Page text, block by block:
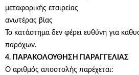
μεταφορικής εταιρείας
ανωτέρας βίας
Το κατάστημα δεν φέρει ευθύνη για
παρόχων.
4. ΠΑΡΑΚΟΛΟΥΘΗΣΗ ΠΑΡΑΓΓΕΛΙΑΣ
Ο αριθμός αποστολής παρέχεται: